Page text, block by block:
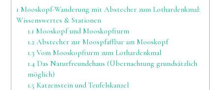
1 Mooskopf-Wanderung mit Abstecher zum Lothardenkmal:
Wissenswertes & Stationen
1.1 Mooskopf und Mooskopfturm
1.2 Abstecher zur Moospfaffbar am Mooskopf
1.3 Vom Mooskopfturm zum Lothardenkmal
1.4 Das Naturfreundehaus (Übernachtung grundsätzlich
möglich)
1.5 Katzenstein und Teufelskanzel